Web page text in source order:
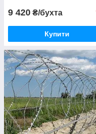
9 420 ₴/бухта
Купити